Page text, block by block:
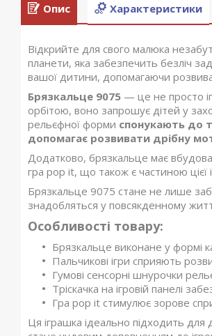
Опис Характеристики
Відкрийте для свого малюка
планети, яка забезпечить безліч
вашої дитини, допомагаючи
Брязкальце 9075 — це не просто
орбітою, воно запрошує дітей у
рельєфної форми спонукають до
допомагає розвивати дрібну
Додатково, брязкальце має
гра pop it, що також є частиною цієї
Брязкальце 9075 стане не лише
знадобляться у повсякденному
Особливості товару:
Брязкальце виконане у формі
Пальчикові ігри сприяють
Гумові сенсорні шнурочки
Тріскачка на ігровій панелі
Гра pop it стимулює зорове
Ця іграшка ідеально підходить для